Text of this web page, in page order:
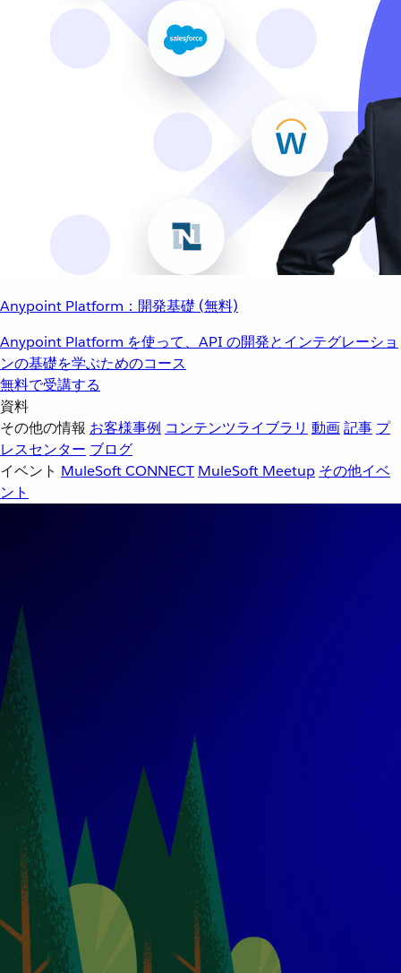
Anypoint Platform：開発基礎 (無料)
Anypoint Platform を使って、API の開発とインテグレーショ
ンの基礎を学ぶためのコース
無料で受講する
資料
その他の情報 お客様事例 コンテンツライブラリ 動画記事 プ
レスセンター ブログ
イベント MuleSoft CONNECT MuleSoft Meetup その他イベ
ント